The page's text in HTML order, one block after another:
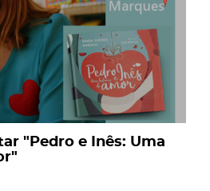
"Pedro e Inês: Uma